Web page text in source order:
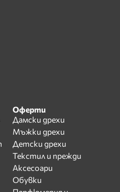
Оферти
Дамски дрехи
Мъжки дрехи
Детски дрехи
Текстил и прежди
Аксесоари
Обувки